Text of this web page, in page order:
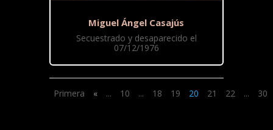
Miguel Ángel Casajús
Secuestrado y desaparecido el
07/12/1976
Primera « ... 10 ... 18 19 20 21 22 ... 30